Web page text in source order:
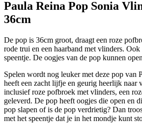
Paula Reina Pop Sonia
36cm
De pop is 36cm groot, draagt ​​een roze
rode trui en een haarband met vlinders. Ook
speentje. De oogjes van de pop kunnen
Spelen wordt nog leuker met deze pop van
heeft een zacht lijfje en geurig heerlijk naar
inclusief roze pofbroek met vlinders, een
geleverd. De pop heeft oogjes die open en
pop slapen of is de pop verdrietig? Dan
met het speentje dat je in het mondje kunt